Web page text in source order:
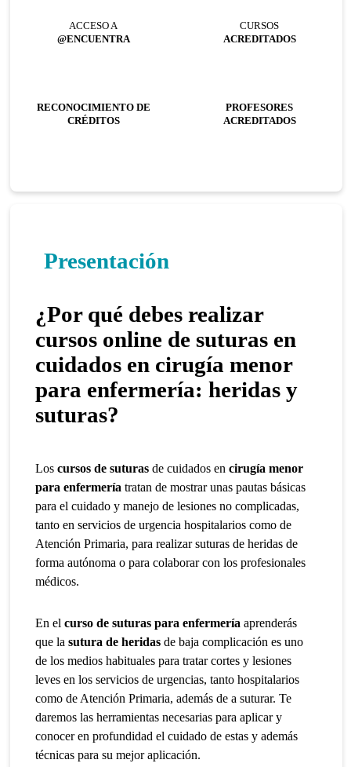
ACCESO A
@ENCUENTRA
CURSOS
ACREDITADOS
RECONOCIMIENTO DE
CRÉDITOS
PROFESORES
ACREDITADOS
Presentación
¿Por qué debes realizar
cursos online de suturas en
cuidados en cirugía menor
para enfermería: heridas y
suturas?
Loscursos de suturas de cuidados encirugía menor
para enfermería tratan de mostrar unas pautas básicas
para el cuidado y manejo de lesiones no complicadas,
tanto en servicios de urgencia hospitalarios como de
Atención Primaria, para realizar suturas de heridas de
forma autónoma o para colaborar con los profesionales
médicos.
En elcurso de suturas para enfermería aprenderás
que lasutura de heridas de baja complicación es uno
de los medios habituales para tratar cortes y lesiones
leves en los servicios de urgencias, tanto hospitalarios
como de Atención Primaria, además de a suturar. Te
daremos las herramientas necesarias para aplicar y
conocer en profundidad el cuidado de estas y además
técnicas para su mejor aplicación.